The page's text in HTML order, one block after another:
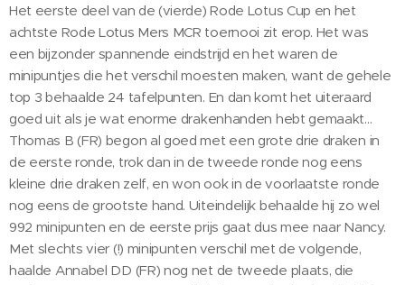
Het eerste deel van de (vierde) Rode Lotus Cup en het
achtste Rode Lotus Mers MCR toernooi zit erop. Het was
een bijzonder spannende eindstrijd en het waren de
minipuntjes die het verschil moesten maken, want de gehele
top 3 behaalde 24 tafelpunten. En dan komt het uiteraard
goed uit als je wat enorme drakenhanden hebt gemaakt...
Thomas B (FR) begon al goed met een grote drie draken in
de eerste ronde, trok dan in de tweede ronde nog eens
kleine drie draken zelf, en won ook in de voorlaatste ronde
nog eens de grootste hand. Uiteindelijk behaalde hij zo wel
992 minipunten en de eerste prijs gaat dus mee naar Nancy.
Met slechts vier (!) minipunten verschil met de volgende,
haalde Annabel DD (FR) nog net de tweede plaats, die